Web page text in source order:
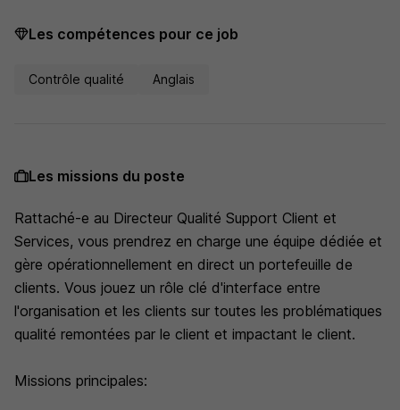
Les compétences pour ce job
Contrôle qualité Anglais
Les missions du poste
Rattaché-e au Directeur Qualité Support Client et
Services, vous prendrez en charge une équipe dédiée et
gère opérationnellement en direct un portefeuille de
clients. Vous jouez un rôle clé d'interface entre
l'organisation et les clients sur toutes les problématiques
qualité remontées par le client et impactant le client.
Missions principales: